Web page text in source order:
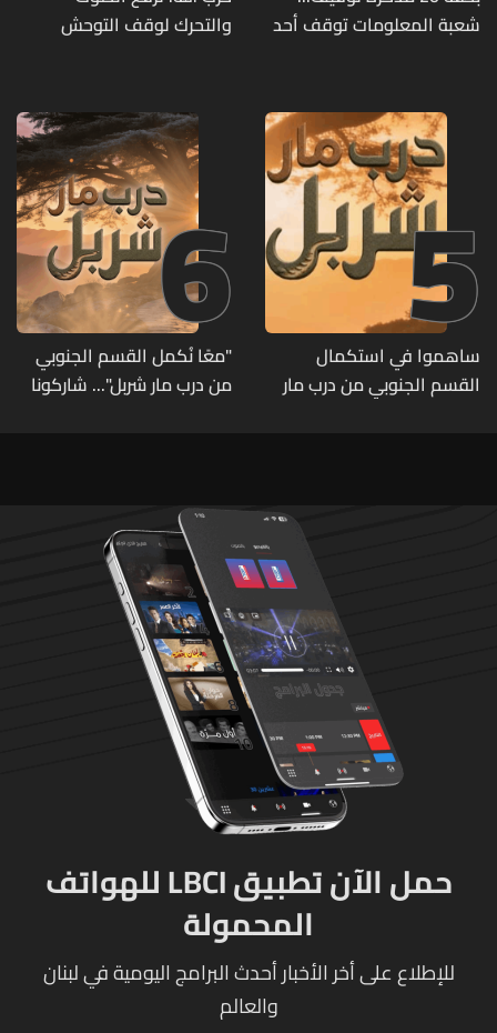
شعبة المعلومات توقف أحد
والتحرك لوقف التوحش
5
ساهموا في استكمال
القسم الجنوبي من درب مار
6
"معًا نُكمل القسم الجنوبي
من درب مار شربل"... شاركونا
حمل الآن تطبيق LBCI للهواتف
المحمولة
للإطلاع على أخر الأخبار أحدث البرامج اليومية في لبنان
والعالم